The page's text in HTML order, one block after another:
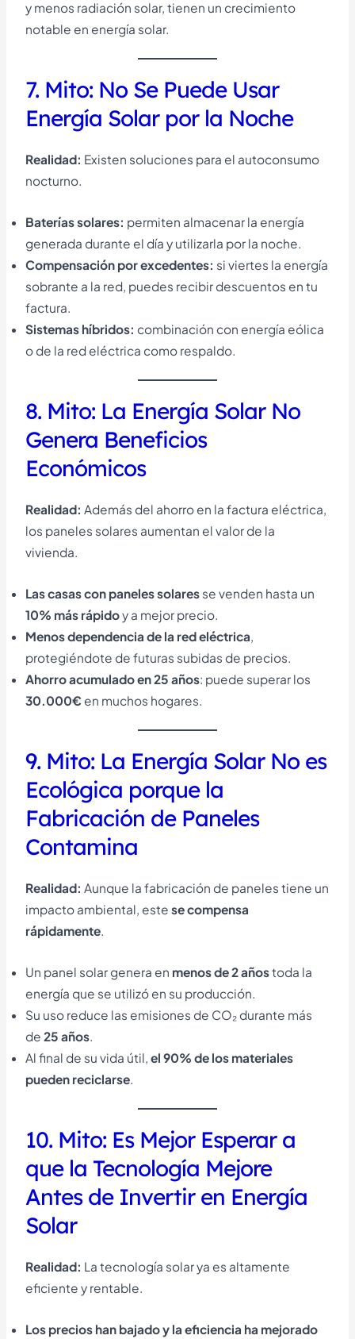
y menos radiación solar, tienen un crecimiento
notable en energía solar.
7. Mito: No Se Puede Usar
Energía Solar por la Noche
Realidad: Existen soluciones para el autoconsumo
nocturno.
Baterías solares: permiten almacenar la energía
generada durante el día y utilizarla por la noche.
Compensación por excedentes: si viertes la energía
sobrante a la red, puedes recibir descuentos en tu
factura.
Sistemas híbridos: combinación con energía eólica
o de la red eléctrica como respaldo.
8. Mito: La Energía Solar No
Genera Beneficios
Económicos
Realidad: Además del ahorro en la factura eléctrica,
los paneles solares aumentan el valor de la
vivienda.
Las casas con paneles solares se venden hasta un
10% más rápidoy a mejor precio.
Menos dependencia de la red eléctrica
protegiéndote de futuras subidas de precios.
Ahorro acumulado en 25 años: puede superar los
30.000€ en muchos hogares.
9. Mito: La Energía Solar No es
Ecológica porque la
Fabricación de Paneles
Contamina
Realidad: Aunque la fabricación de paneles tiene un
impacto ambiental, estese compensa
rápidamente.
Un panel solar genera en menos de 2 añostoda la
energía que se utilizó en su producción.
Su uso reduce las emisiones de CO₂ durante más
de 25 años
Al final de su vida útil,el 90% de los materiales
pueden reciclarse
10. Mito: Es Mejor Esperar a
que la Tecnología Mejore
Antes de Invertir en Energía
Solar
Realidad: La tecnología solar ya es altamente
eficiente y rentable.
Los precios han bajado y la eficiencia ha mejorado